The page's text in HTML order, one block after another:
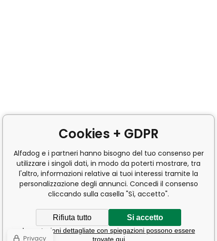
Cookies + GDPR
Alfadog e i partneri hanno bisogno del tuo consenso per
utilizzare i singoli dati, in modo da poterti mostrare, tra
l'altro, informazioni relative ai tuoi interessi tramite la
personalizzazione degli annunci. Concedi il consenso
cliccando sulla casella "Sì, accetto".
Rifiuta tutto Si accetto
Impostazioni dettagliate con spiegazioni possono essere
trovate qui
Privacy